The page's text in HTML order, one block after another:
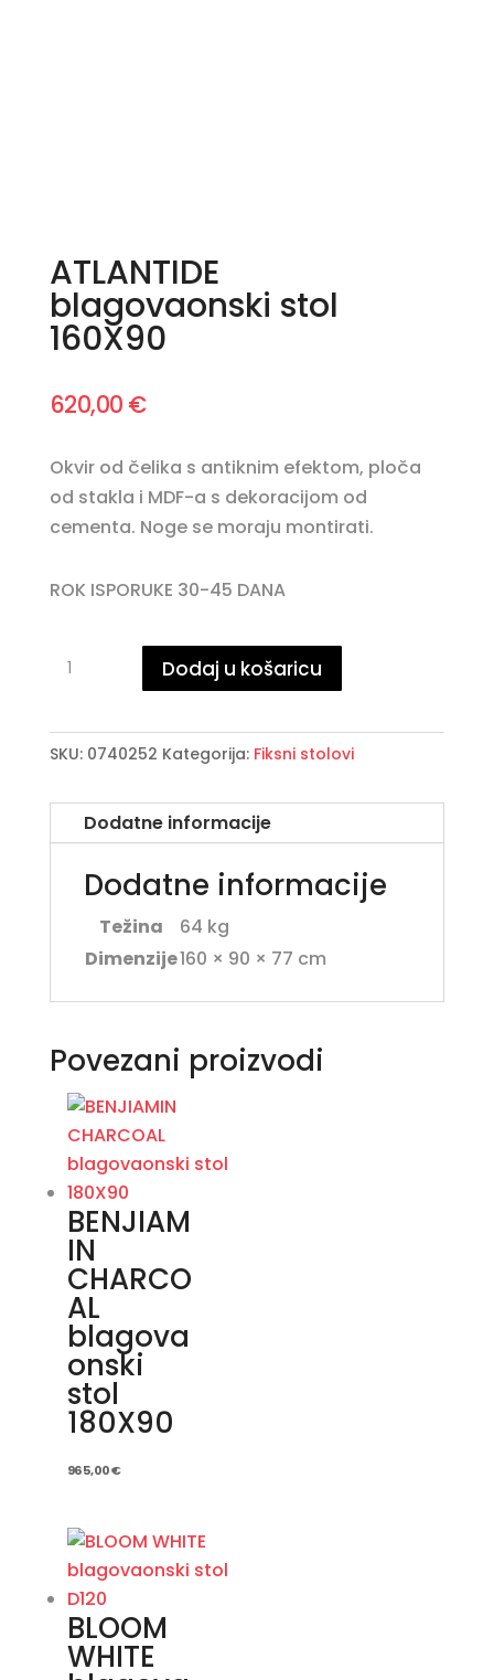
ATLANTIDE
blagovaonski stol
160X90
620,00 €
Okvir od čelika s antiknim efektom, ploča
od stakla i MDF-a s dekoracijom od
cementa. Noge se moraju montirati.
ROK ISPORUKE 30-45 DANA
blagovaonski
160X90
Dodaj u košaricu
SKU: 0740252 Kategorija: Fiksni stolovi
Dodatne informacije
Dodatne informacije
Težina
64 kg
Dimenzije160 × 90 × 77 cm
Povezani proizvodi
BENJIAM
IN
CHARCO
AL
blagova
onski
stol
180X90
965,00€
BLOOM
WHITE